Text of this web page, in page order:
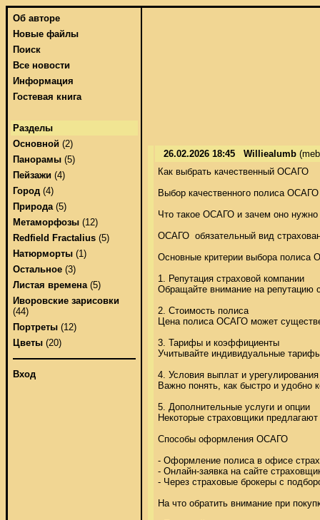
Об авторе
Новые файлы
Поиск
Все новости
Информация
Гостевая книга
Разделы
Основной (2)
Панорамы (5)
Пейзажи (4)
Город (4)
Природа(5)
Метаморфозы (12)
Redfield Fractalius (5)
Натюрморты (1)
Остальное (3)
Листая времена(5)
Иворовские зарисовки
(44)
Портреты (12)
Цветы (20)
Вход
26.02.2026 18:45 Williealumb
Как выбрать качественный ОСАГО
Выбор качественного полиса
Что такое ОСАГО и зачем оно нужно
ОСАГО  обязательный вид
Основные критерии выбора
1. Репутация страховой компании
Обращайте внимание на репутацию
2. Стоимость полиса
Цена полиса ОСАГО может
3. Тарифы и коэффициенты
Учитывайте индивидуальные
4. Условия выплат и
Важно понять, как быстро и
5. Дополнительные услуги и опции
Некоторые страховщики
Способы оформления ОСАГО
- Оформление полиса в офисе
- Онлайн-заявка на сайте
- Через страховые брокеры с
На что обратить внимание при